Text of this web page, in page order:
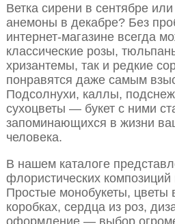
Ветка сирени в сентябре
анемоны в декабре? Без
интернет-магазине всегда
классические розы,
хризантемы, так и редкие
понравятся даже самым
Подсолнухи, каллы,
сухоцветы — букет с ними
запоминающихся в жизни
человека.
В нашем каталоге
флористических
Простые монобукеты, цветы
коробках, сердца из роз,
оформление — выбор